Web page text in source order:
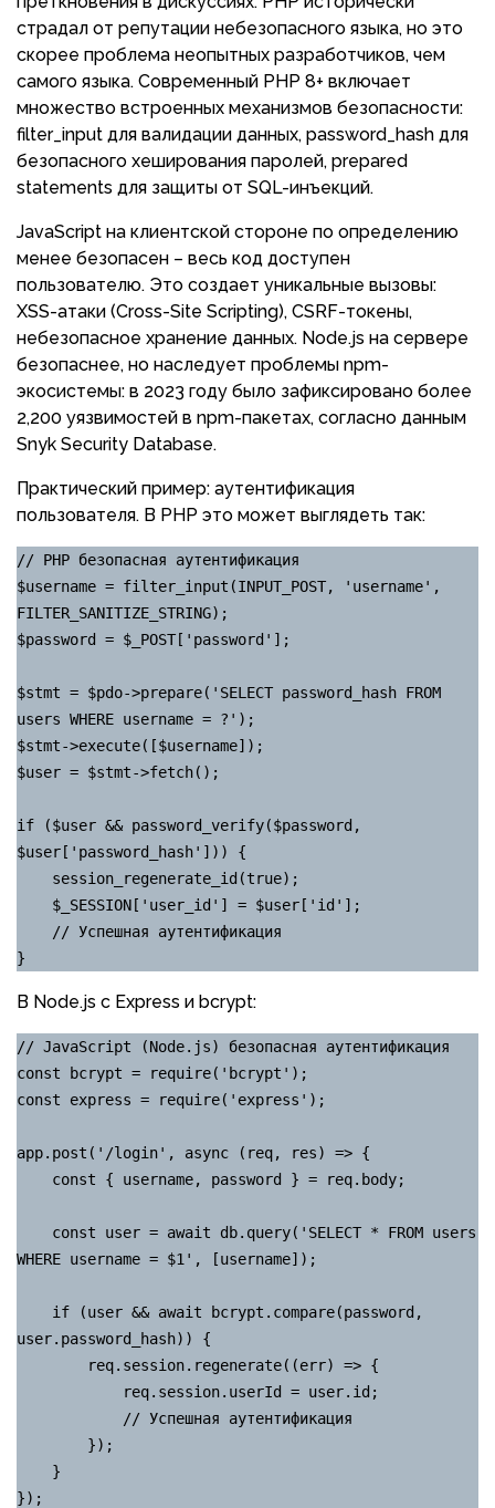
страдал от репутации небезопасного языка, но это
скорее проблема неопытных разработчиков, чем
самого языка. Современный PHP 8+ включает
множество встроенных механизмов безопасности:
filter_input для валидации данных, password_hash для
безопасного хеширования паролей, prepared
statements для защиты от SQL-инъекций.
JavaScript на клиентской стороне по определению
менее безопасен – весь код доступен
пользователю. Это создает уникальные вызовы:
XSS-атаки (Cross-Site Scripting), CSRF-токены,
небезопасное хранение данных. Node.js на сервере
безопаснее, но наследует проблемы npm-
экосистемы: в 2023 году было зафиксировано более
2,200 уязвимостей в npm-пакетах, согласно данным
Snyk Security Database.
Практический пример: аутентификация
пользователя. В PHP это может выглядеть так:
// PHP безопасная аутентификация
$username = filter_input(INPUT_POST, 'username',
FILTER_SANITIZE_STRING);
$password = $_POST['password'];
$stmt = $pdo->prepare('SELECT password_hash FROM
users WHERE username = ?');
$stmt->execute([$username]);
$user = $stmt->fetch();
if ($user && password_verify($password,
$user['password_hash'])) {
}
В Node.js с Express и bcrypt:
// JavaScript (Node.js) безопасная аутентификация
const bcrypt = require('bcrypt');
const express = require('express');
app.post('/login', async (req, res) => {
WHERE username = $1', [username]);
user.password_hash)) {
});